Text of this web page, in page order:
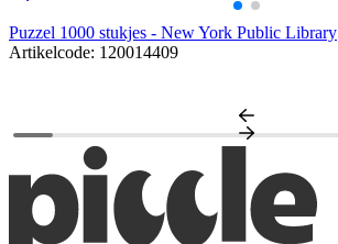
Puzzel 1000 stukjes - New York Public Library
Artikelcode: 120014409